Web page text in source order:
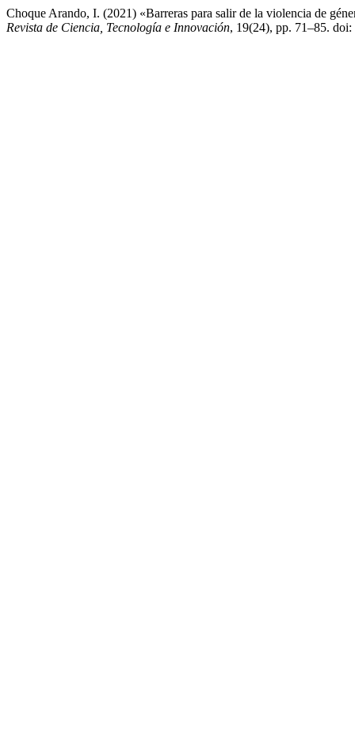
Choque Arando, I. (2021) «Barreras para salir de la violencia de
Revista de Ciencia, Tecnología e Innovación, 19(24), pp. 71–85.